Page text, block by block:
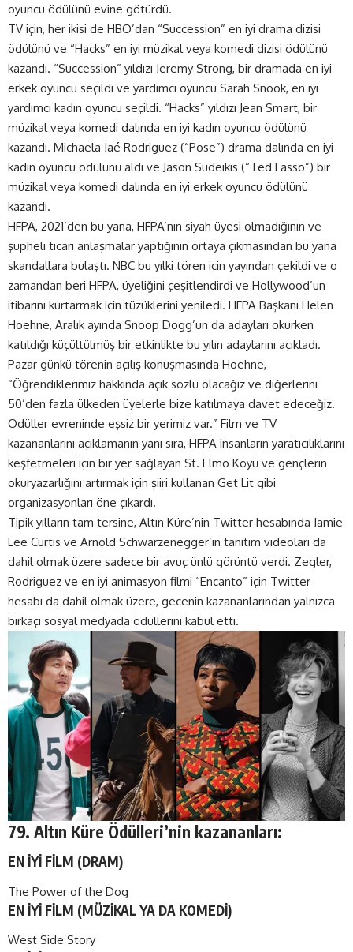
oyuncu ödülünü evine götürdü.
TV için, her ikisi de HBO’dan “Succession” en iyi drama dizisi
ödülünü ve “Hacks” en iyi müzikal veya komedi dizisi ödülünü
kazandı. “Succession” yıldızı Jeremy Strong, bir dramada en iyi
erkek oyuncu seçildi ve yardımcı oyuncu Sarah Snook, en iyi
yardımcı kadın oyuncu seçildi. “Hacks” yıldızı Jean Smart, bir
müzikal veya komedi dalında en iyi kadın oyuncu ödülünü
kazandı. Michaela Jaé Rodriguez (“Pose”) drama dalında en iyi
kadın oyuncu ödülünü aldı ve Jason Sudeikis (“Ted Lasso”) bir
müzikal veya komedi dalında en iyi erkek oyuncu ödülünü
kazandı.
HFPA, 2021’den bu yana, HFPA’nın siyah üyesi olmadığının ve
şüpheli ticari anlaşmalar yaptığının ortaya çıkmasından bu yana
skandallara bulaştı. NBC bu yılki tören için yayından çekildi ve o
zamandan beri HFPA, üyeliğini çeşitlendirdi ve Hollywood’un
itibarını kurtarmak için tüzüklerini yeniledi. HFPA Başkanı Helen
Hoehne, Aralık ayında Snoop Dogg’un da adayları okurken
katıldığı küçültülmüş bir etkinlikte bu yılın adaylarını açıkladı.
Pazar günkü törenin açılış konuşmasında Hoehne,
“Öğrendiklerimiz hakkında açık sözlü olacağız ve diğerlerini
50’den fazla ülkeden üyelerle bize katılmaya davet edeceğiz.
Ödüller evreninde eşsiz bir yerimiz var.” Film ve TV
kazananlarını açıklamanın yanı sıra, HFPA insanların yaratıcılıklarını
keşfetmeleri için bir yer sağlayan St. Elmo Köyü ve gençlerin
okuryazarlığını artırmak için şiiri kullanan Get Lit gibi
organizasyonları öne çıkardı.
Tipik yılların tam tersine, Altın Küre’nin Twitter hesabında Jamie
Lee Curtis ve Arnold Schwarzenegger’in tanıtım videoları da
dahil olmak üzere sadece bir avuç ünlü görüntü verdi. Zegler,
Rodriguez ve en iyi animasyon filmi “Encanto” için Twitter
hesabı da dahil olmak üzere, gecenin kazananlarından yalnızca
birkaçı sosyal medyada ödüllerini kabul etti.
79. Altın Küre Ödülleri’nin kazananları:
EN İYİ FİLM (DRAM)
The Power of the Dog
EN İYİ FİLM (MÜZİKAL YA DA KOMEDİ)
West Side Story